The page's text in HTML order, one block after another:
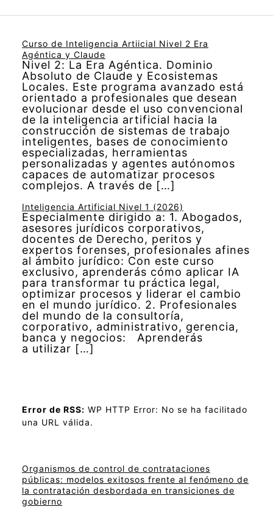
Curso de Inteligencia Artiicial Nivel 2 Era
Agéntica y Claude
Nivel 2: La Era Agéntica. Dominio
Absoluto de Claude y Ecosistemas
Locales. Este programa avanzado está
orientado a profesionales que desean
evolucionar desde el uso convencional
de la inteligencia artificial hacia la
construcción de sistemas de trabajo
inteligentes, bases de conocimiento
especializadas, herramientas
personalizadas y agentes autónomos
capaces de automatizar procesos
complejos. A través de […]
Inteligencia Artificial Nivel 1 (2026)
Especialmente dirigido a: 1. Abogados,
asesores jurídicos corporativos,
docentes de Derecho, peritos y
expertos forenses, profesionales afines
al ámbito jurídico: Con este curso
exclusivo, aprenderás cómo aplicar IA
para transformar tu práctica legal,
optimizar procesos y liderar el cambio
en el mundo jurídico. 2. Profesionales
del mundo de la consultoría,
corporativo, administrativo, gerencia,
banca y negocios: Aprenderás
a utilizar […]
Error de RSS: WP HTTP Error: No se ha facilitado
una URL válida.
Organismos de control de contrataciones
públicas: modelos exitosos frente al fenómeno de
la contratación desbordada en transiciones de
gobierno